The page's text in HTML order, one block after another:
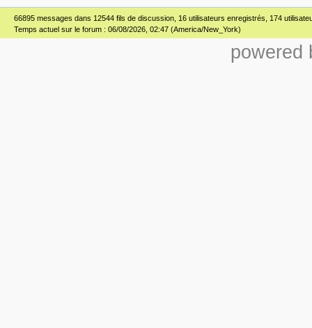
66895 messages dans 12544 fils de discussion, 16 utilisateurs enregistrés, 174
Temps actuel sur le forum : 06/08/2026, 02:47 (America/New_York)
powered